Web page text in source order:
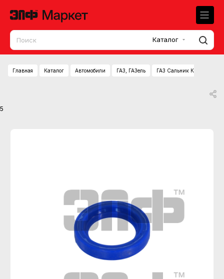
Каталог
Главная Каталог Автомобили ГАЗ, ГАЗель ГАЗ Сальник КПП
5